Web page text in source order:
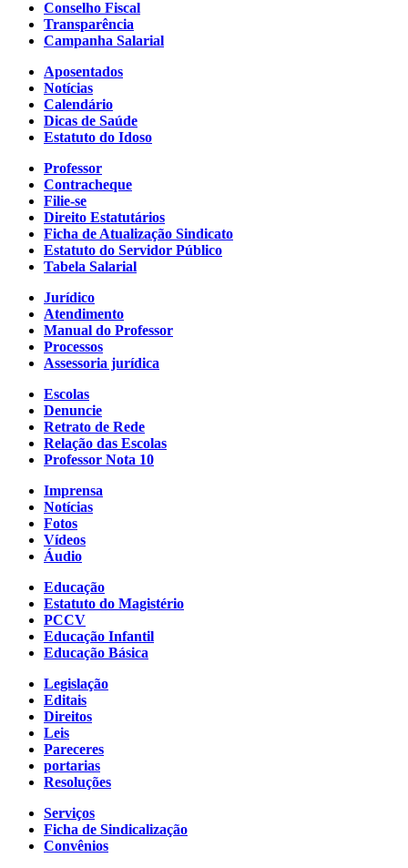
Conselho Fiscal
Transparência
Campanha Salarial
Aposentados
Notícias
Calendário
Dicas de Saúde
Estatuto do Idoso
Professor
Contracheque
Filie-se
Direito Estatutários
Ficha de Atualização Sindicato
Estatuto do Servidor Público
Tabela Salarial
Jurídico
Atendimento
Manual do Professor
Processos
Assessoria jurídica
Escolas
Denuncie
Retrato de Rede
Relação das Escolas
Professor Nota 10
Imprensa
Notícias
Fotos
Vídeos
Áudio
Educação
Estatuto do Magistério
PCCV
Educação Infantil
Educação Básica
Legislação
Editais
Direitos
Leis
Pareceres
portarias
Resoluções
Serviços
Ficha de Sindicalização
Convênios